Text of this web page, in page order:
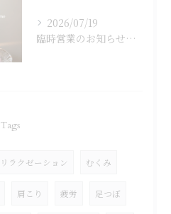
2026/07/19
臨時営業のお知らせです🐈‍⬛🌙
Tags
リラクゼーション むくみ
肩こり 疲労 足つぼ